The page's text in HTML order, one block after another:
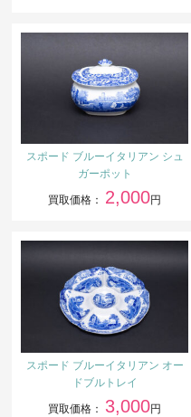
スポード ブルーイタリアン シュ
ガーポット
買取価格： 2,000円
スポード ブルーイタリアン オー
ドブルトレイ
買取価格： 3,000円